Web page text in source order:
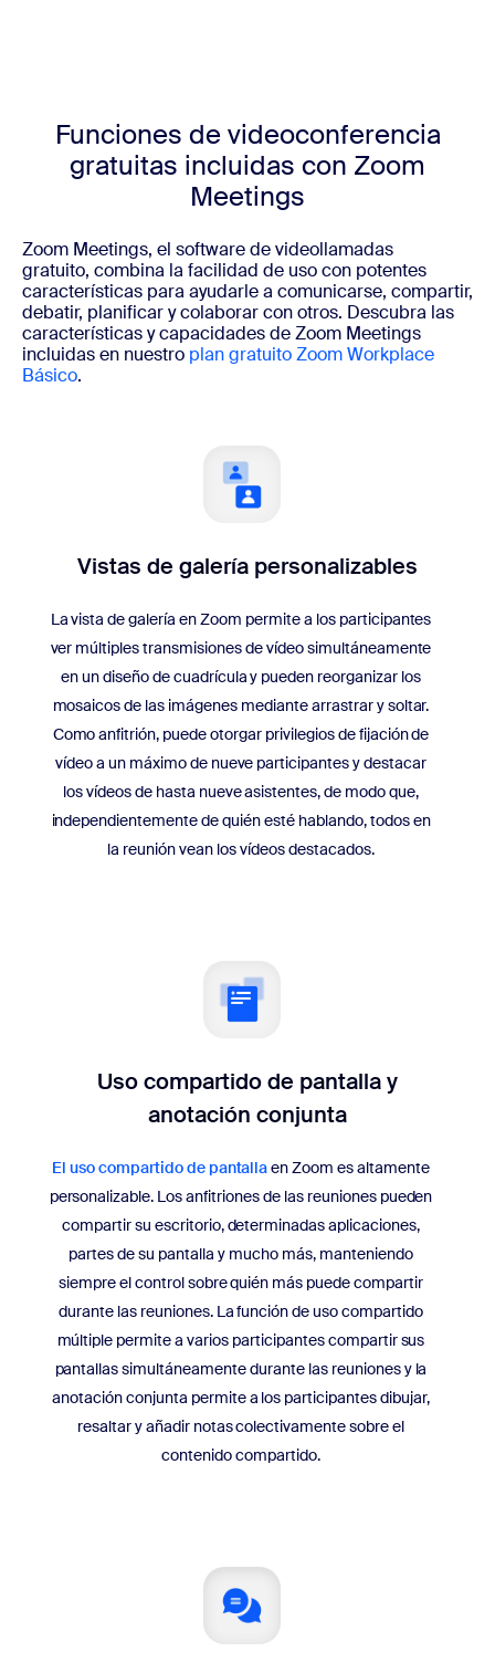
Funciones de videoconferencia
gratuitas incluidas con Zoom
Meetings
Zoom Meetings, el software de videollamadas
gratuito, combina la facilidad de uso con potentes
características para ayudarle a comunicarse, compartir,
debatir, planificar y colaborar con otros. Descubra las
características y capacidades de Zoom Meetings
incluidas en nuestro plan gratuito Zoom Workplace
Básico.
Vistas de galería personalizables
La vista de galería en Zoom permite a los participantes
ver múltiples transmisiones de vídeo simultáneamente
en un diseño de cuadrícula y pueden reorganizar los
mosaicos de las imágenes mediante arrastrar y soltar.
Como anfitrión, puede otorgar privilegios de fijación de
vídeo a un máximo de nueve participantes y destacar
los vídeos de hasta nueve asistentes, de modo que,
independientemente de quién esté hablando, todos en
la reunión vean los vídeos destacados.
Uso compartido de pantalla y
anotación conjunta
El uso compartido de pantallaen Zoom es altamente
personalizable. Los anfitriones de las reuniones pueden
compartir su escritorio, determinadas aplicaciones,
partes de su pantalla y mucho más, manteniendo
siempre el control sobre quién más puede compartir
durante las reuniones. La función de uso compartido
múltiple permite a varios participantes compartir sus
pantallas simultáneamente durante las reuniones y la
anotación conjunta permite a los participantes dibujar,
resaltar y añadir notas colectivamente sobre el
contenido compartido.